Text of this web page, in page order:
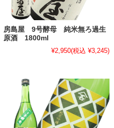
房島屋 9号酵母 純米無ろ過生
原酒 1800ml
¥2,950(税込 ¥3,245)